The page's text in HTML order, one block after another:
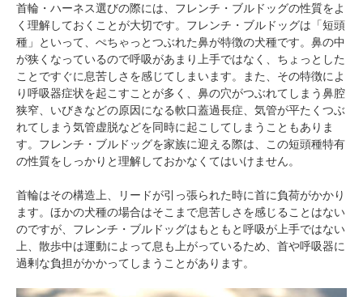
首輪・ハーネス選びの際には、フレンチ・ブルドッグの性質をよ
く理解しておくことが大切です。フレンチ・ブルドッグは「短頭
種」といって、ぺちゃっとつぶれた鼻が特徴の犬種です。鼻の中
が狭くなっているので呼吸があまり上手ではなく、ちょっとした
ことですぐに息苦しさを感じてしまいます。また、その特徴によ
り呼吸器症状を起こすことが多く、鼻の穴がつぶれてしまう鼻腔
狭窄、いびきなどの原因になる軟口蓋過長症、気管が平たくつぶ
れてしまう気管虚脱などを同時に起こしてしまうこともありま
す。フレンチ・ブルドッグを家族に迎える際は、この短頭種特有
の性質をしっかりと理解しておかなくてはいけません。
首輪はその構造上、リードが引っ張られた時に首に負荷がかかり
ます。ほかの犬種の場合はそこまで息苦しさを感じることはない
のですが、フレンチ・ブルドッグはもともと呼吸が上手ではない
上、散歩中は運動によって息も上がっているため、首や呼吸器に
過剰な負担がかかってしまうことがあります。